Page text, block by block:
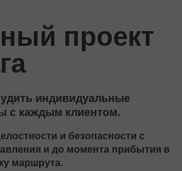
проект
индивидуальные
с каждым клиентом.
и безопасности с
и до момента прибытия в
маршрута.